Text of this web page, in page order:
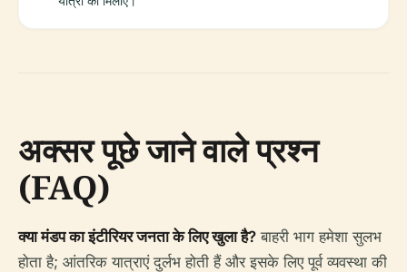
अक्सर पूछे जाने वाले प्रश्न
(FAQ)
क्या मंडप का इंटीरियर जनता के लिए खुला है? बाहरी भाग हमेशा सुलभ
होता है; आंतरिक यात्राएं दुर्लभ होती हैं और इसके लिए पूर्व व्यवस्था की